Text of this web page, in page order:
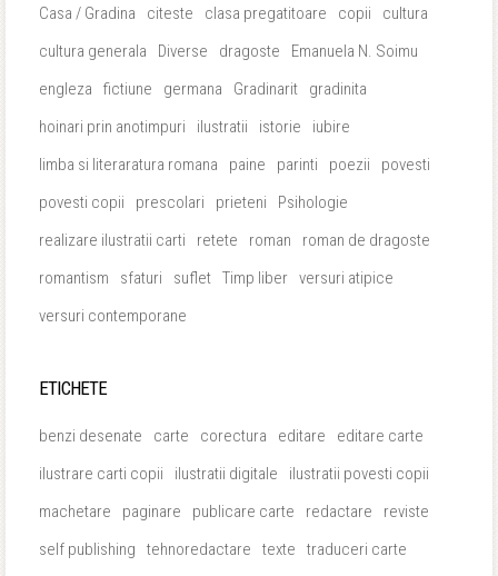
Casa / Gradina
citeste clasa pregatitoare copii
cultura
cultura generala
Diverse dragoste
Emanuela N. Soimu
engleza
fictiune germana Gradinarit
gradinita
hoinari prin anotimpuri
ilustratii istorie
iubire
limba si literaratura romana
paine parinti poezii
povesti
povesti copii
prescolari prieteni
Psihologie
realizare ilustratii carti
retete roman
roman de dragoste
romantism
sfaturi suflet Timp liber versuri atipice
versuri contemporane
ETICHETE
benzi desenate carte corectura editare
editare carte
ilustrare carti copii
ilustratii digitale
ilustratii povesti copii
machetare
paginare publicare carte redactare
reviste
self publishing
tehnoredactare texte
traduceri carte